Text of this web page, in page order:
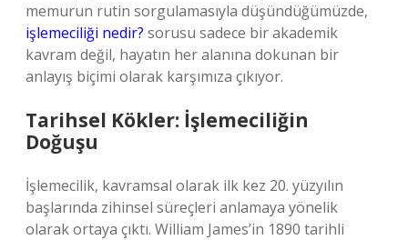
memurun rutin sorgulamasıyla düşündüğümüzde,
işlemeciliği nedir? sorusu sadece bir akademik
kavram değil, hayatın her alanına dokunan bir
anlayış biçimi olarak karşımıza çıkıyor.
Tarihsel Kökler: İşlemeciliğin
Doğuşu
İşlemecilik, kavramsal olarak ilk kez 20. yüzyılın
başlarında zihinsel süreçleri anlamaya yönelik
olarak ortaya çıktı. William James’in 1890 tarihli